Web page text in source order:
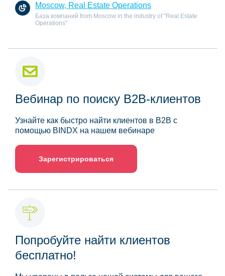
Moscow, Real Estate Operations
База компаний from Moscow in the industry of "Real Estate
Operations"
Вебинар по поиску B2B-клиентов
Узнайте как быстро найти клиентов в B2B с
помощью BINDX на нашем вебинаре
Зарегистрироваться
Попробуйте найти клиентов
бесплатно!